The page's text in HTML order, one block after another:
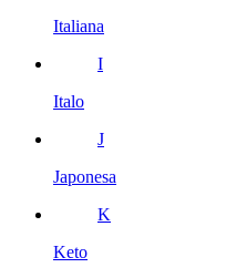
Italiana
I
Italo
J
Japonesa
K
Keto